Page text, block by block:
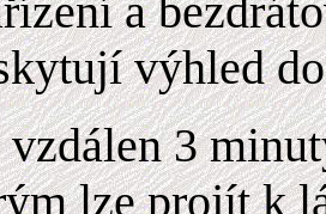
a
výhled
3
lze projít k